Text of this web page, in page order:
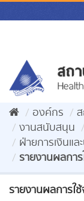
Skip
to
องค์กร
งานสนับสนุน
ฝ่ายการเงินแ
รายงานผลกา
รายงานผลการใ